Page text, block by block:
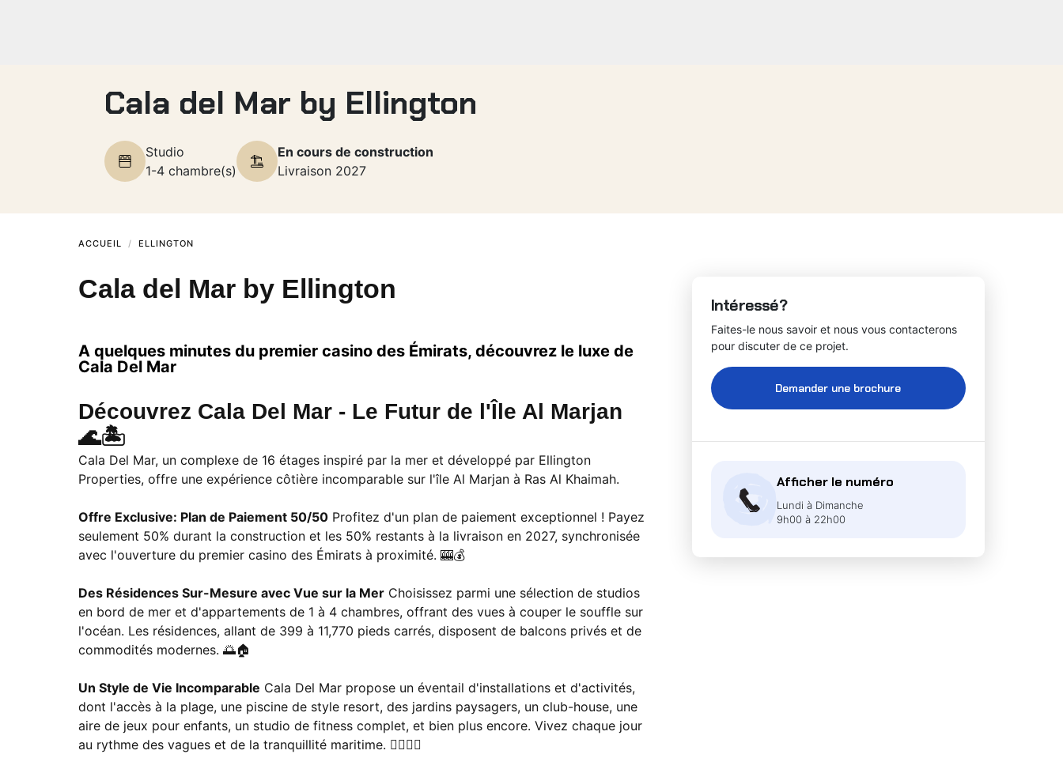
Cala del Mar by Ellington
Studio
1-4 chambre(s)
En cours de construction
Livraison 2027
ACCUEIL ELLINGTON
Cala del Mar by Ellington
A quelques minutes du premier casino des Émirats, découvrez le luxe de
Cala Del Mar
Découvrez Cala Del Mar - Le Futur de l'Île Al Marjan
🌊🏝️
Cala Del Mar, un complexe de 16 étages inspiré par la mer et développé par Ellington
Properties, offre une expérience côtière incomparable sur l'île Al Marjan à Ras Al Khaimah.
Offre Exclusive: Plan de Paiement 50/50 Profitez d'un plan de paiement exceptionnel ! Payez
seulement 50% durant la construction et les 50% restants à la livraison en 2027, synchronisée
avec l'ouverture du premier casino des Émirats à proximité. 🎰💰
Des Résidences Sur-Mesure avec Vue sur la Mer Choisissez parmi une sélection de studios
en bord de mer et d'appartements de 1 à 4 chambres, offrant des vues à couper le souffle sur
l'océan. Les résidences, allant de 399 à 11,770 pieds carrés, disposent de balcons privés et de
commodités modernes. 🌅🏠
Un Style de Vie Incomparable Cala Del Mar propose un éventail d'installations et d'activités,
dont l'accès à la plage, une piscine de style resort, des jardins paysagers, un club-house, une
aire de jeux pour enfants, un studio de fitness complet, et bien plus encore. Vivez chaque jour
au rythme des vagues et de la tranquillité maritime. 🏊‍♂️🏋️‍♀️
Intéressé?
Faites-le nous savoir et nous vous contacterons
pour discuter de ce projet.
Demander une brochure
Afficher le numéro
Lundi à Dimanche
9h00 à 22h00